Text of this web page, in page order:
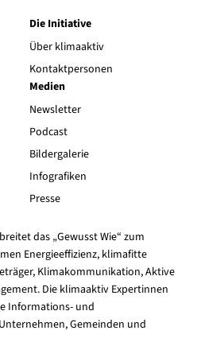
Die Initiative
Über klimaaktiv
Kontaktpersonen
Medien
Newsletter
Podcast
Bildergalerie
Infografiken
Presse
das „Gewusst Wie“ zum
Energieeffizienz, klimafitte
Klimakommunikation, Aktive
Die klimaaktiv Expertinnen
Informations- und
Gemeinden und